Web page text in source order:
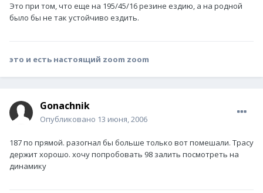
Это при том, что еще на 195/45/16 резине ездию, а на родной
было бы не так устойчиво ездить.
это и есть настоящий zoom zoom
Gonachnik
Опубликовано 13 июня, 2006
187 по прямой. разогнал бы больше только вот помешали. Трасу
держит хорошо. хочу попробовать 98 залить посмотреть на
динамику